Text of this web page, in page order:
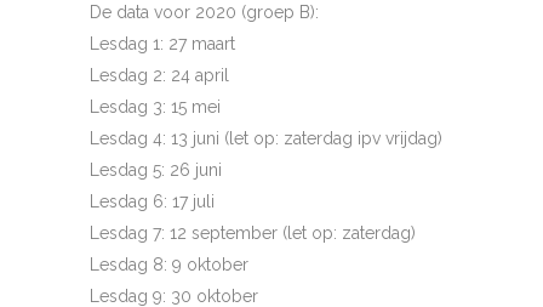
De data voor 2020 (groep B):
Lesdag 1: 27 maart
Lesdag 2: 24 april
Lesdag 3: 15 mei
Lesdag 4: 13 juni (let op: zaterdag ipv vrijdag)
Lesdag 5: 26 juni
Lesdag 6: 17 juli
Lesdag 7: 12 september (let op: zaterdag)
Lesdag 8: 9 oktober
Lesdag 9: 30 oktober